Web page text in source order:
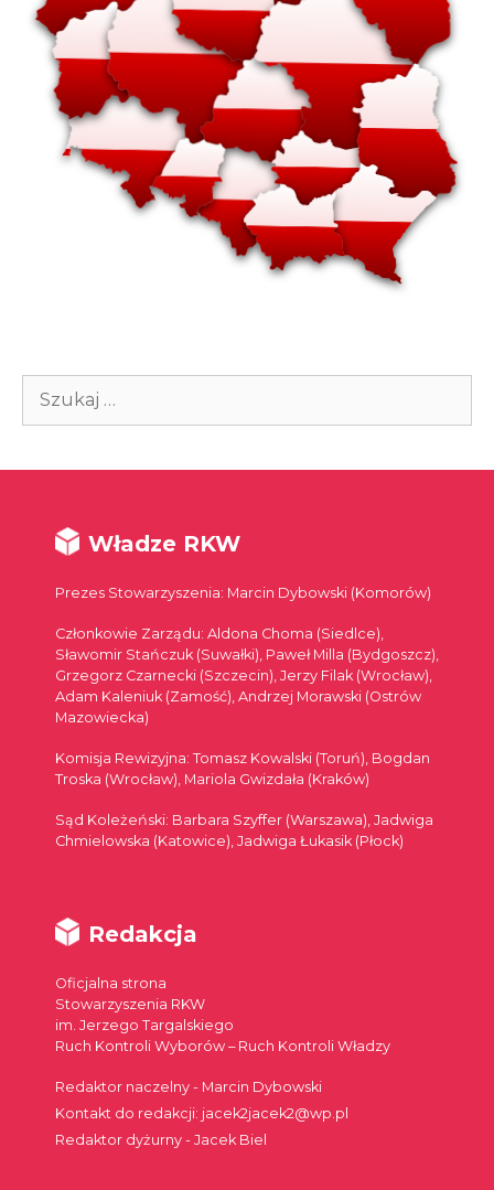
Szukaj:
Władze RKW
Prezes Stowarzyszenia: Marcin Dybowski (Komorów)
Członkowie Zarządu: Aldona Choma (Siedlce),
Sławomir Stańczuk (Suwałki), Paweł Milla (Bydgoszcz),
Grzegorz Czarnecki (Szczecin), Jerzy Filak (Wrocław),
Adam Kaleniuk (Zamość), Andrzej Morawski (Ostrów
Mazowiecka)
Komisja Rewizyjna: Tomasz Kowalski (Toruń), Bogdan
Troska (Wrocław), Mariola Gwizdała (Kraków)
Sąd Koleżeński: Barbara Szyffer (Warszawa), Jadwiga
Chmielowska (Katowice), Jadwiga Łukasik (Płock)
Redakcja
Oficjalna strona
Stowarzyszenia RKW
im. Jerzego Targalskiego
Ruch Kontroli Wyborów – Ruch Kontroli Władzy
Redaktor naczelny - Marcin Dybowski
Kontakt do redakcji: jacek2jacek2@wp.pl
Redaktor dyżurny - Jacek Biel